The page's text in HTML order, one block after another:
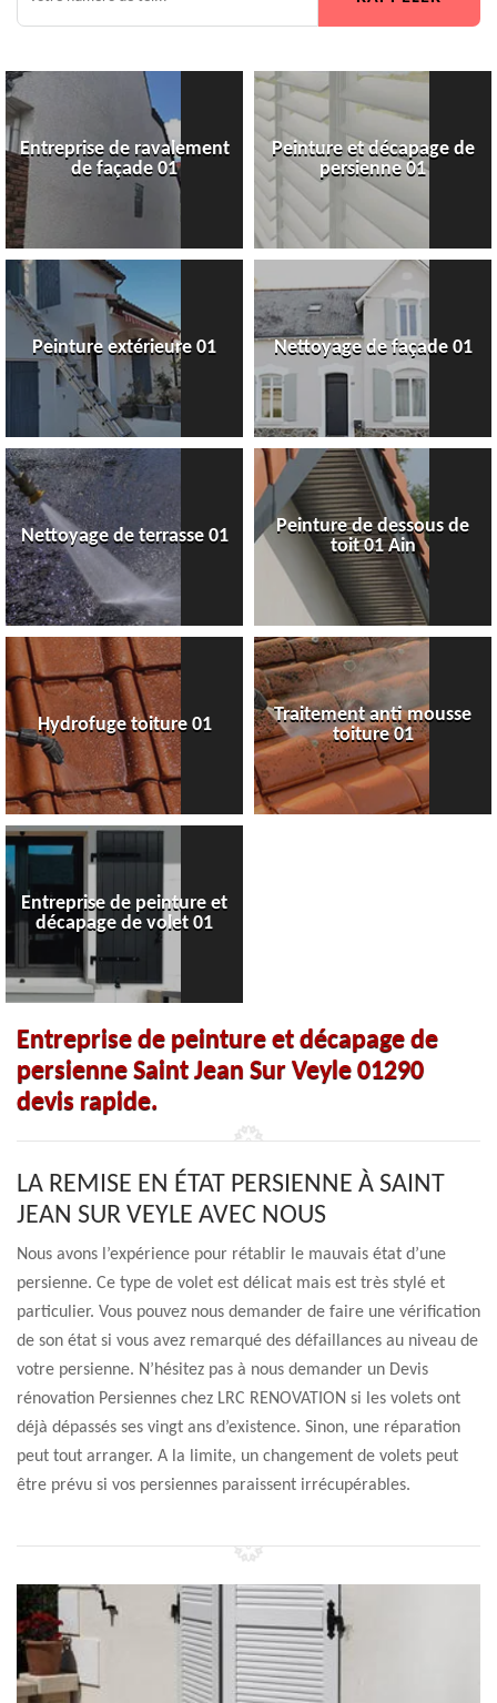
Entreprise de ravalement
de façade 01
Peinture et décapage de
persienne 01
Peinture extérieure 01 Nettoyage de façade 01
Nettoyage de terrasse 01
Peinture de dessous de
toit 01 Ain
Hydrofuge toiture 01
Traitement anti mousse
toiture 01
Entreprise de peinture et
décapage de volet 01
Entreprise de peinture et décapage de
persienne Saint Jean Sur Veyle 01290
devis rapide.
LA REMISE EN ÉTAT PERSIENNE À SAINT
JEAN SUR VEYLE AVEC NOUS
Nous avons l’expérience pour rétablir le mauvais état d’une
persienne. Ce type de volet est délicat mais est très stylé et
particulier. Vous pouvez nous demander de faire une vérification
de son état si vous avez remarqué des défaillances au niveau de
votre persienne. N’hésitez pas à nous demander un Devis
rénovation Persiennes chez LRC RENOVATION si les volets ont
déjà dépassés ses vingt ans d’existence. Sinon, une réparation
peut tout arranger. A la limite, un changement de volets peut
être prévu si vos persiennes paraissent irrécupérables.